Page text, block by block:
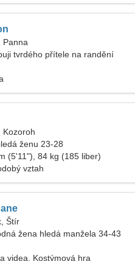
Panna
tvrdého přítele na randění
Kozoroh
ženu 23-28
(5'11"), 84 kg (185 liber)
vztah
Štír
žena hledá manžela 34-43
videa, Kostýmová hra